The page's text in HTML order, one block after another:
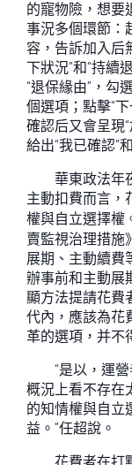
的寵物險，想要
事況多個環節：
容，告訴加入后
下狀況”和“持續
“退保緣由”，勾
個選項；點擊“
確認后又會呈現
給出“我已確認”
華東政法年
主動扣費而言，
權與自立選擇權
賣監視治理措施
展期、主動續費
辦事前和主動展
顯方法提請花費
代內，應該為花
革的選項，并不
“是以，運
概況上看不存在
的知情權與自立
益。”任超說。